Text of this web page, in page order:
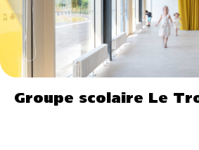
Groupe scolaire Le